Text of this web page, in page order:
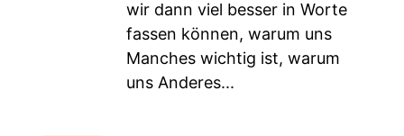
wir dann viel besser in Worte
fassen können, warum uns
Manches wichtig ist, warum
uns Anderes...